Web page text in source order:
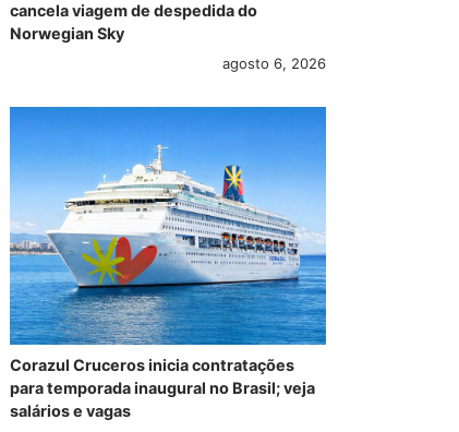
cancela viagem de despedida do
Norwegian Sky
agosto 6, 2026
Corazul Cruceros inicia contratações
para temporada inaugural no Brasil; veja
salários e vagas